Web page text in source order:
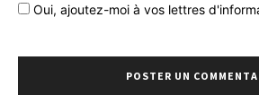
Oui, ajoutez-moi à vos lettres